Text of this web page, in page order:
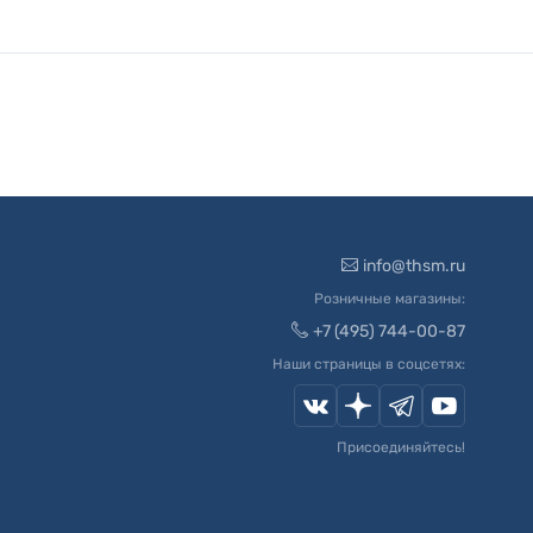
info@thsm.ru
Розничные магазины:
+7 (495) 744-00-87
Наши страницы в соцсетях:
Присоединяйтесь!